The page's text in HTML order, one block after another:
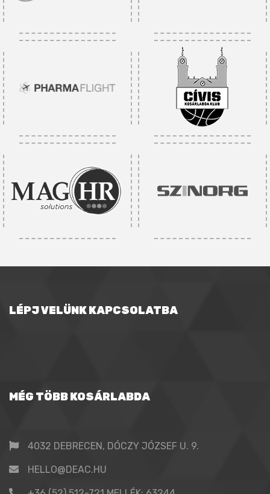
LÉPJ VELÜNK KAPCSOLATBA
MÉG TÖBB KOSÁRLABDA
4032 DEBRECEN, DÓCZY JÓZSEF U. 9.
HELLO@DEAC.HU